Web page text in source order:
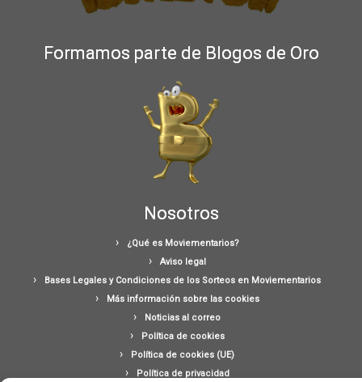
Formamos parte de Blogos de Oro
Nosotros
¿Qué es Moviementarios?
Aviso legal
Bases Legales y Condiciones de los Sorteos en Moviementarios
Más información sobre las cookies
Noticias al correo
Política de cookies
Política de cookies (UE)
Política de privacidad